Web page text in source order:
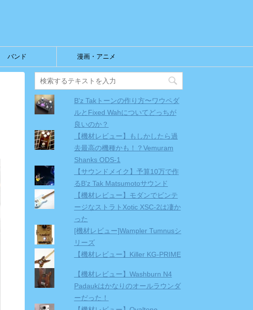
バンド 漫画・アニメ
B'z Takトーンの作り方〜ワウペダ
ルとFixed Wahについてどっちが
良いのか？
【機材レビュー】もしかしたら過
去最高の機種かも！？Vemuram
Shanks ODS-1
【サウンドメイク】予算10万で作
るB'z Tak Matsumotoサウンド
【機材レビュー】モダンでビンテ
ージなストラトXotic XSC-2は凄か
った
[機材レビュー]Wampler Tumnusシ
リーズ
【機材レビュー】Killer KG-PRIME
【機材レビュー】Washburn N4
Padaukはかなりのオールラウンダ
ーだった！